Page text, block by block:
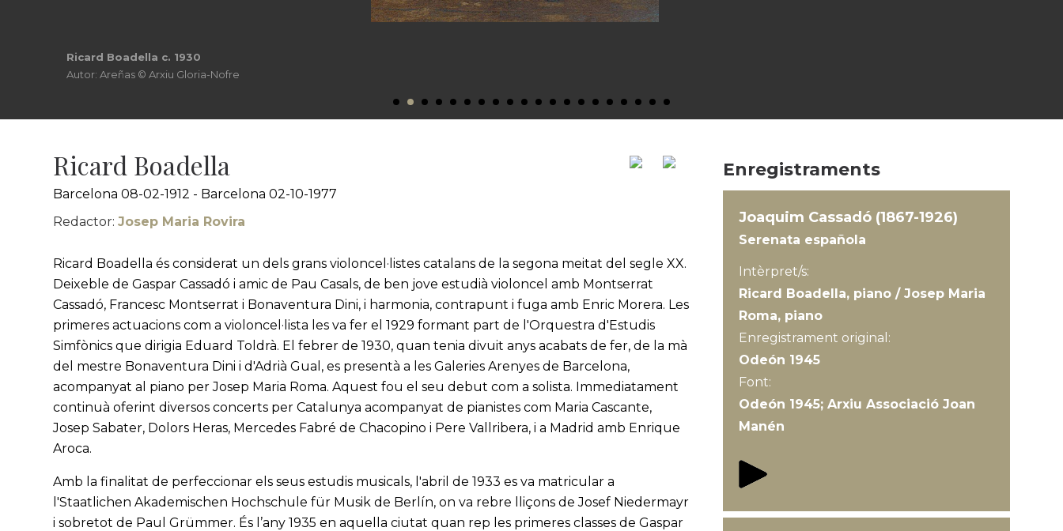
Ricard Boadella c. 1930
Autor: Areñas © Arxiu Gloria-Nofre
Ricard Boadella
Barcelona 08-02-1912 - Barcelona 02-10-1977
Redactor:Josep Maria Rovira
Ricard Boadella és considerat un dels grans violoncel·listes catalans de la segona meitat del segle XX.
Deixeble de Gaspar Cassadó i amic de Pau Casals, de ben jove estudià violoncel amb Montserrat
Cassadó, Francesc Montserrat i Bonaventura Dini, i harmonia, contrapunt i fuga amb Enric Morera. Les
primeres actuacions com a violoncel·lista les va fer el 1929 formant part de l'Orquestra d'Estudis
Simfònics que dirigia Eduard Toldrà. El febrer de 1930, quan tenia divuit anys acabats de fer, de la mà
del mestre Bonaventura Dini i d'Adrià Gual, es presentà a les Galeries Arenyes de Barcelona,
acompanyat al piano per Josep Maria Roma. Aquest fou el seu debut com a solista. Immediatament
continuà oferint diversos concerts per Catalunya acompanyat de pianistes com Maria Cascante,
Josep Sabater, Dolors Heras, Mercedes Fabré de Chacopino i Pere Vallribera, i a Madrid amb Enrique
Aroca.
Amb la finalitat de perfeccionar els seus estudis musicals, l'abril de 1933 es va matricular a
l'Staatlichen Akademischen Hochschule für Musik de Berlín, on va rebre lliçons de Josef Niedermayr
i sobretot de Paul Grümmer. És l’any 1935 en aquella ciutat quan rep les primeres classes de Gaspar
Enregistraments
Joaquim Cassadó (1867-1926)
Serenata española
Intèrpret/s:
Ricard Boadella, piano / Josep Maria
Roma, piano
Enregistrament original:
Odeón 1945
Font:
Odeón 1945; Arxiu Associació Joan
Manén